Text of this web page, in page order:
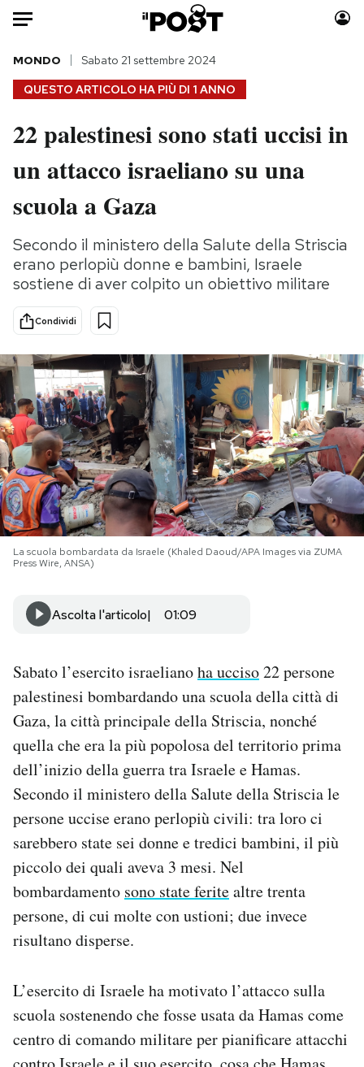
Auto
HOME
Italia
Politica
Tecnologia
Scienza
Cultura
Sport
Moda
Consumismi
Media
Europa
PODCAST
NEWSLETTER
I MIEI PREFERITI
SHOP
CALENDARIO
AREA PERSONALE
Area Personale
Newsletter
Notifiche mobile
Regala il Post
Hai bisogno di aiuto?
Esci
QUESTO ARTICOLO HA PIÙ DI 1 ANNO
MONDO Sabato 21 settembre 2024
22 palestinesi sono stati uccisi in
un attacco israeliano su una
scuola a Gaza
Secondo il ministero della Salute della Striscia
erano perlopiù donne e bambini, Israele
sostiene di aver colpito un obiettivo militare
Condividi
La scuola bombardata da Israele (Khaled Daoud/APA Images via ZUMA
Press Wire, ANSA)
Ascolta l'articolo 01:09
Sabato l’esercito israelianoha ucciso22 persone
palestinesi bombardando una scuola della città di
Gaza, la città principale della Striscia, nonché
quella che era la più popolosa del territorio prima
dell’inizio della guerra tra Israele e Hamas.
Secondo il ministero della Salute della Striscia le
persone uccise erano perlopiù civili: tra loro ci
sarebbero state sei donne e tredici bambini, il più
piccolo dei quali aveva 3 mesi. Nel
bombardamento sono state feritealtre trenta
persone, di cui molte con ustioni; due invece
risultano disperse.
L’esercito di Israele ha motivato l’attacco sulla
scuola sostenendo che fosse usata da Hamas come
centro di comando militare per pianificare attacchi